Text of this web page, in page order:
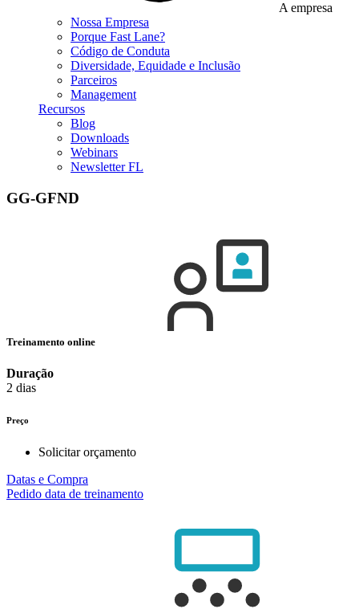
A empresa
Nossa Empresa
Porque Fast Lane?
Código de Conduta
Diversidade, Equidade e Inclusão
Parceiros
Management
Recursos
Blog
Downloads
Webinars
Newsletter FL
GG-GFND
Treinamento online
Duração
2 dias
Preço
Solicitar orçamento
Datas e Compra
Pedido data de treinamento